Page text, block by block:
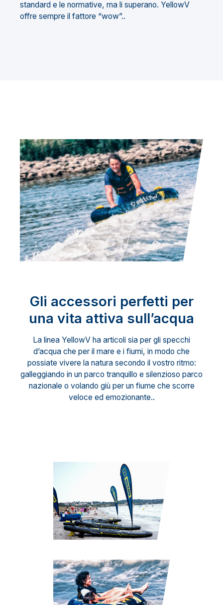
standard e le normative, ma li superano. YellowV
offre sempre il fattore “wow”..
Gli accessori perfetti per
una vita attiva sull’acqua
La linea YellowV ha articoli sia per gli specchi
d’acqua che per il mare e i fiumi, in modo che
possiate vivere la natura secondo il vostro ritmo:
galleggiando in un parco tranquillo e silenzioso parco
nazionale o volando giù per un fiume che scorre
veloce ed emozionante..